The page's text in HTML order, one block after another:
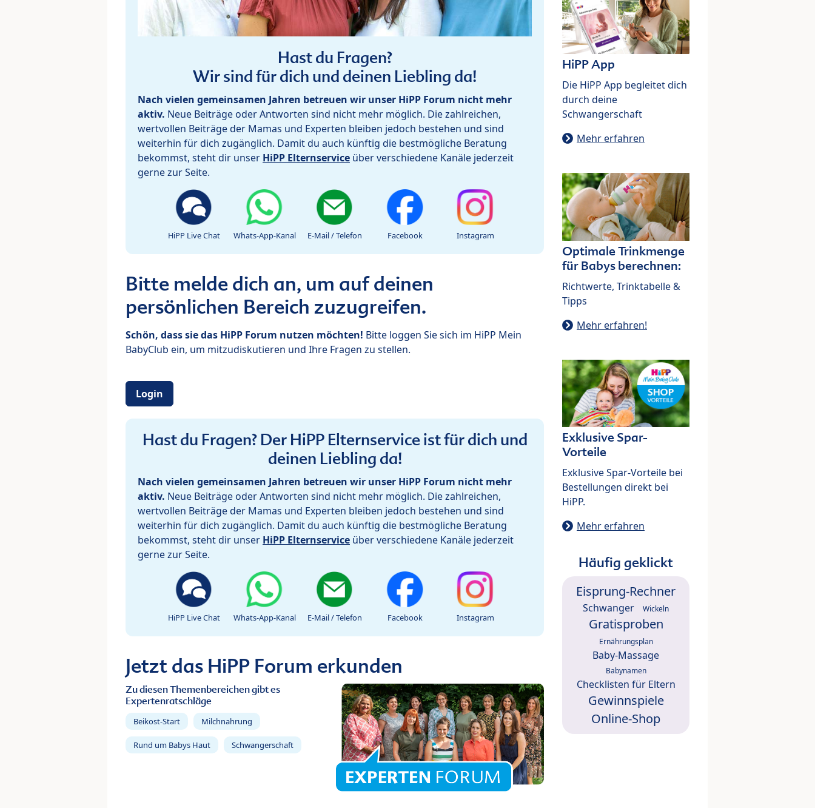
Hast du Fragen?
Wir sind für dich und deinen Liebling da!
Nach vielen gemeinsamen Jahren betreuen wir unser HiPP Forum nicht mehr
aktiv. Neue Beiträge oder Antworten sind nicht mehr möglich. Die zahlreichen,
wertvollen Beiträge der Mamas und Experten bleiben jedoch bestehen und sind
weiterhin für dich zugänglich. Damit du auch künftig die bestmögliche Beratung
bekommst, steht dir unser HiPP Elternservice über verschiedene Kanäle jederzeit
gerne zur Seite.
HiPP Live Chat Whats-App-Kanal E-Mail / Telefon Facebook Instagram
Bitte melde dich an, um auf deinen
persönlichen Bereich zuzugreifen.
Schön, dass sie das HiPP Forum nutzen möchten! Bitte loggen Sie sich im HiPP Mein
BabyClub ein, um mitzudiskutieren und Ihre Fragen zu stellen.
Login
Hast du Fragen? Der HiPP Elternservice ist für dich und
deinen Liebling da!
Nach vielen gemeinsamen Jahren betreuen wir unser HiPP Forum nicht mehr
aktiv. Neue Beiträge oder Antworten sind nicht mehr möglich. Die zahlreichen,
wertvollen Beiträge der Mamas und Experten bleiben jedoch bestehen und sind
weiterhin für dich zugänglich. Damit du auch künftig die bestmögliche Beratung
bekommst, steht dir unser HiPP Elternservice über verschiedene Kanäle jederzeit
gerne zur Seite.
HiPP Live Chat Whats-App-Kanal E-Mail / Telefon Facebook Instagram
Jetzt das HiPP Forum erkunden
Zu diesen Themenbereichen gibt es
Expertenratschläge
Beikost-Start Milchnahrung
Rund um Babys Haut Schwangerschaft
HiPP App
Die HiPP App begleitet dich
durch deine
Schwangerschaft
Mehr erfahren
Optimale Trinkmenge
für Babys berechnen:
Richtwerte, Trinktabelle &
Tipps
Mehr erfahren!
Exklusive Spar-
Vorteile
Exklusive Spar-Vorteile bei
Bestellungen direkt bei
HiPP.
Mehr erfahren
Häufig geklickt
Eisprung-Rechner
Schwanger Wickeln
Gratisproben
Ernährungsplan
Baby-Massage
Babynamen
Checklisten für Eltern
Gewinnspiele
Online-Shop